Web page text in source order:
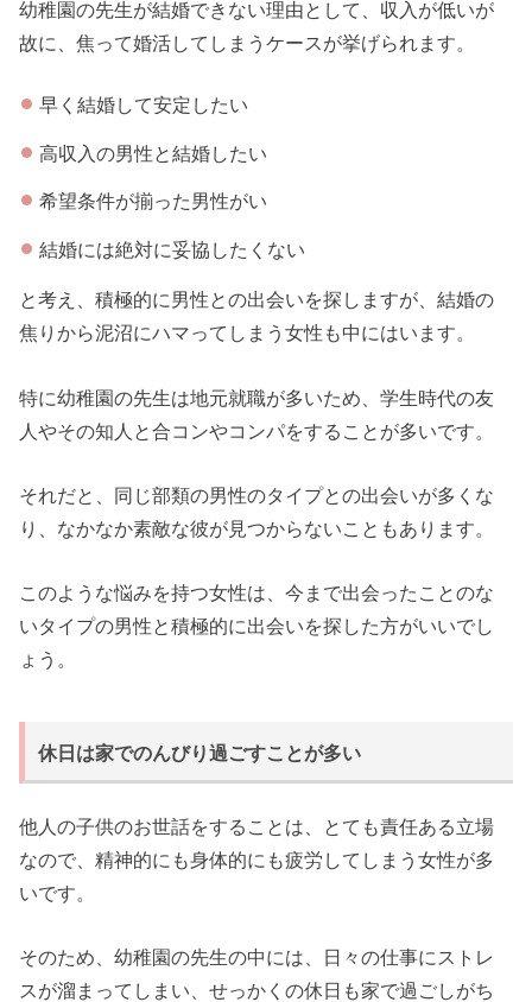
幼稚園の先生が結婚できない理由として、収入が低いが
故に、焦って婚活してしまうケースが挙げられます。
早く結婚して安定したい
高収入の男性と結婚したい
希望条件が揃った男性がい
結婚には絶対に妥協したくない
と考え、積極的に男性との出会いを探しますが、結婚の
焦りから泥沼にハマってしまう女性も中にはいます。
特に幼稚園の先生は地元就職が多いため、学生時代の友
人やその知人と合コンやコンパをすることが多いです。
それだと、同じ部類の男性のタイプとの出会いが多くな
り、なかなか素敵な彼が見つからないこともあります。
このような悩みを持つ女性は、今まで出会ったことのな
いタイプの男性と積極的に出会いを探した方がいいでし
ょう。
休日は家でのんびり過ごすことが多い
他人の子供のお世話をすることは、とても責任ある立場
なので、精神的にも身体的にも疲労してしまう女性が多
いです。
そのため、幼稚園の先生の中には、日々の仕事にストレ
スが溜まってしまい、せっかくの休日も家で過ごしがち